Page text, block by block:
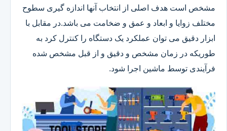
مشخص است هدف اصلی از انتخاب آنها اندازه گیری سطوح
مختلف زوایا و ابعاد و عمق و ضخامت می باشد.در مقابل با
ابزار دقیق می توان عملکرد یک دستگاه را کنترل کرد به
طوریکه در زمان مشخص و دقیق و از قبل مشخص شده
فرآیندی توسط ماشین اجرا شود.